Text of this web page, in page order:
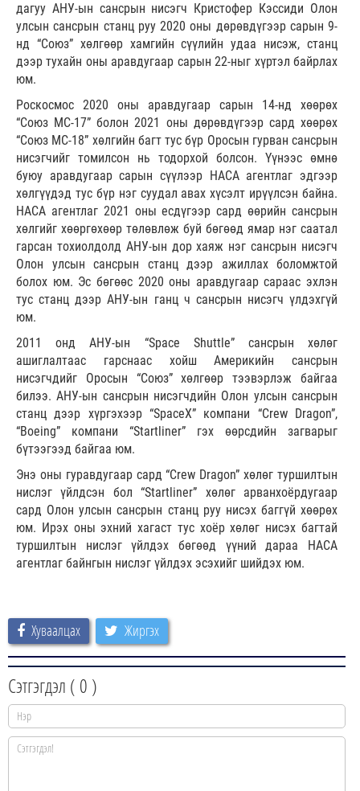
дагуу АНУ-ын сансрын нисэгч Кристофер Кэссиди Олон
улсын сансрын станц руу 2020 оны дөрөвдүгээр сарын 9-
нд “Союз” хөлгөөр хамгийн сүүлийн удаа нисэж, станц
дээр тухайн оны аравдугаар сарын 22-ныг хүртэл байрлах
юм.
Роскосмос 2020 оны аравдугаар сарын 14-нд хөөрөх
“Союз МС-17” болон 2021 оны дөрөвдүгээр сард хөөрөх
“Союз МС-18” хөлгийн багт тус бүр Оросын гурван сансрын
нисэгчийг томилсон нь тодорхой болсон. Үүнээс өмнө
буюу аравдугаар сарын сүүлээр НАСА агентлаг эдгээр
хөлгүүдэд тус бүр нэг суудал авах хүсэлт ирүүлсэн байна.
НАСА агентлаг 2021 оны есдүгээр сард өөрийн сансрын
хөлгийг хөөргөхөөр төлөвлөж буй бөгөөд ямар нэг саатал
гарсан тохиолдолд АНУ-ын дор хаяж нэг сансрын нисэгч
Олон улсын сансрын станц дээр ажиллах боломжтой
болох юм. Эс бөгөөс 2020 оны аравдугаар сараас эхлэн
тус станц дээр АНУ-ын ганц ч сансрын нисэгч үлдэхгүй
юм.
2011 онд АНУ-ын “Space Shuttle” сансрын хөлөг
ашиглалтаас гарснаас хойш Америкийн сансрын
нисэгчдийг Оросын “Союз” хөлгөөр тээвэрлэж байгаа
билээ. АНУ-ын сансрын нисэгчдийн Олон улсын сансрын
станц дээр хүргэхээр “SpaceX” компани “Crew Dragon”,
“Boeing” компани “Startliner” гэх өөрсдийн загварыг
бүтээгээд байгаа юм.
Энэ оны гуравдугаар сард “Crew Dragon” хөлөг туршилтын
нислэг үйлдсэн бол “Startliner” хөлөг арванхоёрдугаар
сард Олон улсын сансрын станц руу нисэх баггүй хөөрөх
юм. Ирэх оны эхний хагаст тус хоёр хөлөг нисэх багтай
туршилтын нислэг үйлдэх бөгөөд үүний дараа НАСА
агентлаг байнгын нислэг үйлдэх эсэхийг шийдэх юм.
Хуваалцах Жиргэх
Сэтгэгдэл ( 0 )